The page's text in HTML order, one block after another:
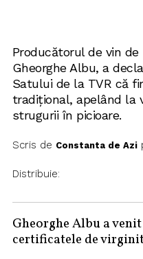
Producătorul de vin de
Gheorghe Albu, a
Satului de la TVR că
tradițional, apelând la
strugurii în picioare.
Scris de Constanta de Azi
Distribuie:
Gheorghe Albu a
certificatele de